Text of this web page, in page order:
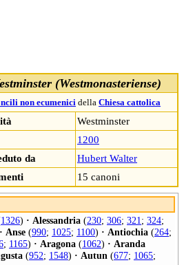
(Westmonasteriense)
non ecumenici della Chiesa cattolica
Westminster
1200
da
Hubert Walter
15 canoni
1326) · Alessandria (230; 306; 321; 324;
· Anse (990; 1025; 1100) · Antiochia (264;
; 1165) · Aragona (1062) · Aranda
(952; 1548) · Autun (677; 1065;